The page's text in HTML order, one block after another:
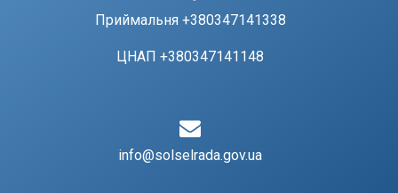
Приймальня +380347141338
ЦНАП +380347141148
info@solselrada.gov.ua